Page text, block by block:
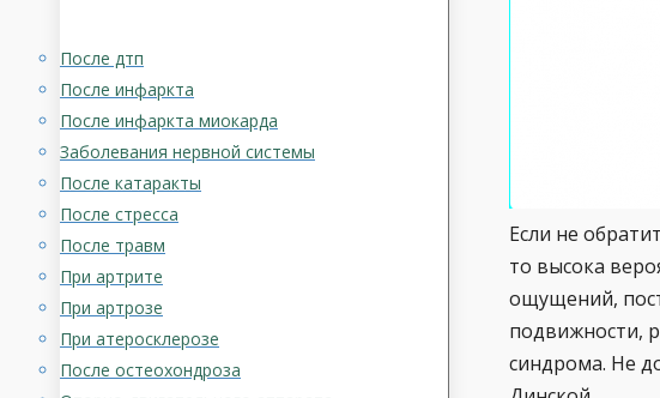
Если не
то высока
ощущений,
подвижности,
синдрома. Не
После дтп
После инфаркта
После инфаркта миокарда
Заболевания нервной системы
После катаракты
После стресса
После травм
При артрите
При артрозе
При атеросклерозе
После остеохондроза